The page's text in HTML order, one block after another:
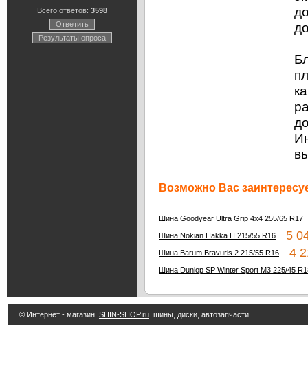
Всего ответов: 3598
Ответить
Результаты опроса
Возможно Вас
Шина Goodyear Ultra Grip 4x4 255/65 R17
Шина Nokian Hakka H 215/55 R16 5
Шина Barum Bravuris 2 215/55 R16 4
Шина Dunlop SP Winter Sport M3 225/45
© Интернет - магазин SHIN-SHOP.ru шины, диски, автозапчасти